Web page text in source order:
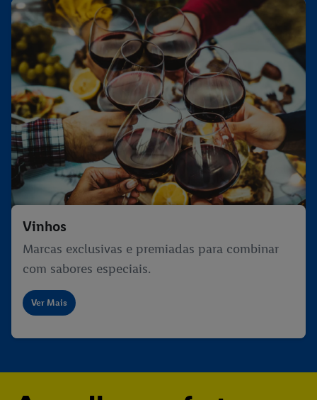
Vinhos
Marcas exclusivas e premiadas para combinar
com sabores especiais.
Ver Mais